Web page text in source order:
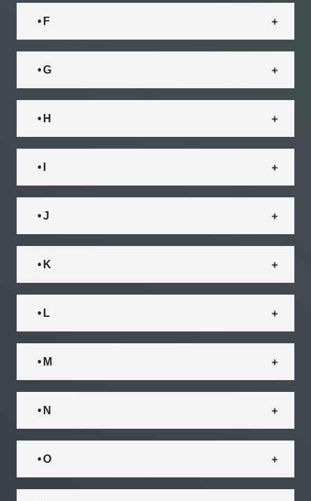
• F
• G
• H
• I
• J
• K
• L
• M
• N
• O